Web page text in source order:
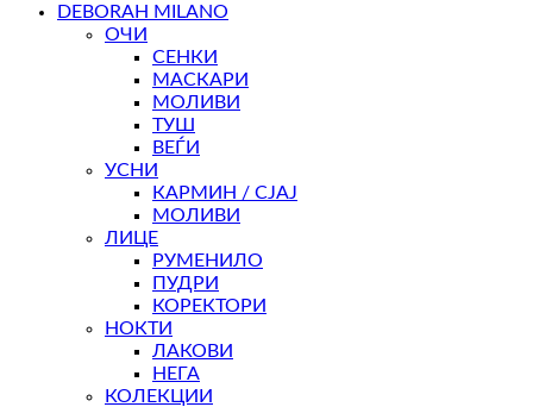
through
DEBORAH MILANO
ОЧИ
СЕНКИ
МАСКАРИ
МОЛИВИ
ТУШ
ВЕЃИ
УСНИ
КАРМИН / СЈАЈ
МОЛИВИ
ЛИЦЕ
РУМЕНИЛО
ПУДРИ
КОРЕКТОРИ
НОКТИ
ЛАКОВИ
НЕГА
КОЛЕКЦИИ